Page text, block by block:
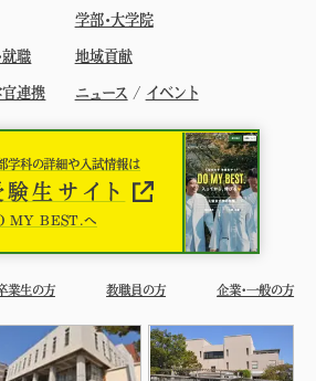
学部・大学院
就職 地域貢献
官連携 ニュース / イベント
学科の詳細や入試情報は
験生サイト
MY BEST.へ
業生の方 教職員の方 企業・一般の方